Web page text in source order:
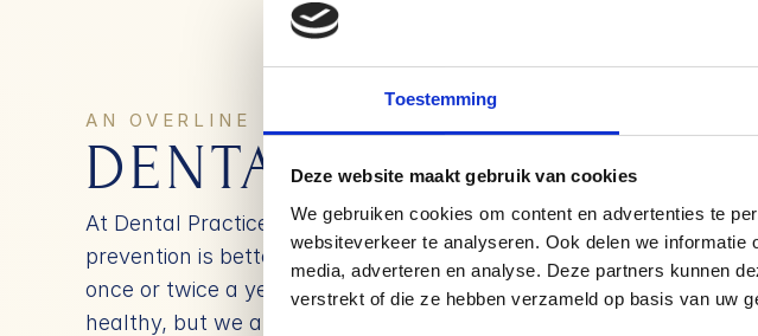
Toestemming
Deze website maakt gebruik van cookies
We gebruiken cookies om content en advertenties te
websiteverkeer te analyseren. Ook delen we
media, adverteren en analyse. Deze partners kunnen
verstrekt of die ze hebben verzameld op basis van uw
AN OVERLINE
DENTAL CHECK-UP
At Dental Practice Jacob Obrecht, we believe that
prevention is better than cure. With a regular check-up,
once or twice a year, we not only keep your mouth
healthy, but we also ensure that any potential problems